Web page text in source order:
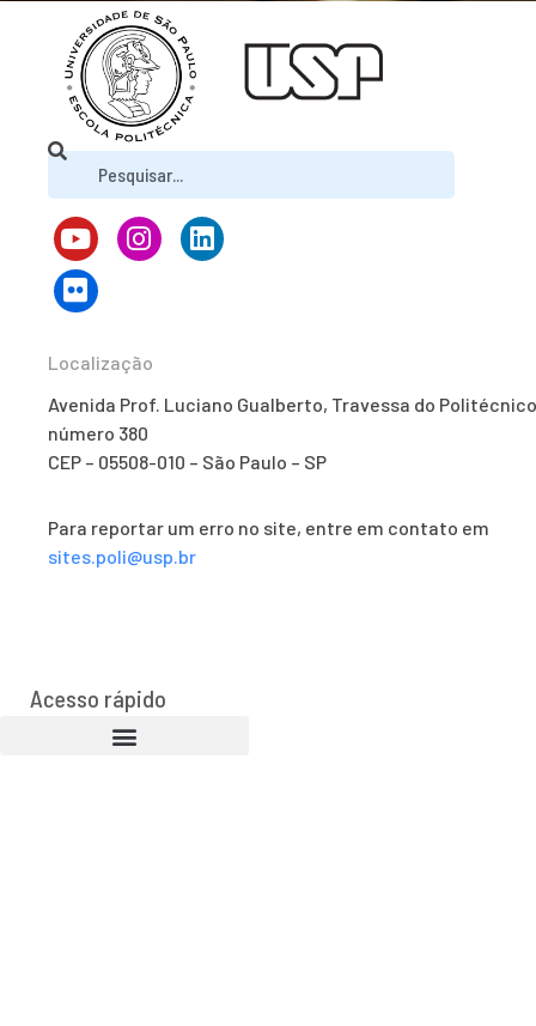
Localização
Avenida Prof. Luciano Gualberto, Travessa do
número 380
CEP – 05508-010 – São Paulo – SP
Para reportar um erro no site, entre em contato em
sites.poli@usp.br
Acesso rápido